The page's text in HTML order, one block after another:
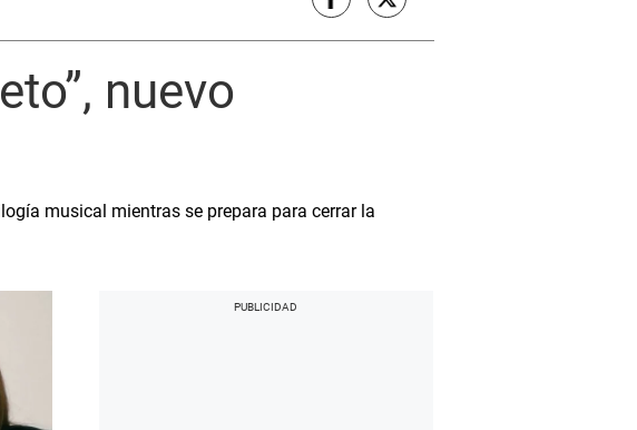
nuevo
musical mientras se prepara para cerrar la